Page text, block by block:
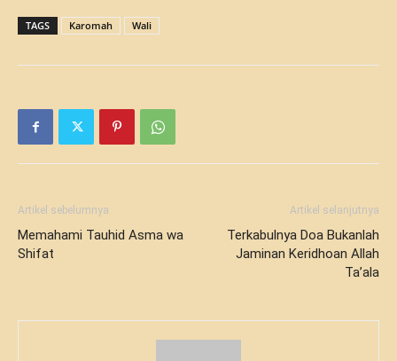
TAGS Karomah Wali
Artikel sebelumnya
Memahami Tauhid Asma wa
Shifat
Artikel selanjutnya
Terkabulnya Doa Bukanlah
Jaminan Keridhoan Allah
Ta’ala